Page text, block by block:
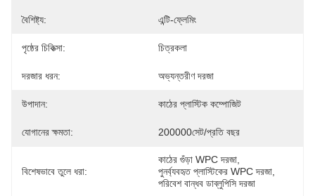
বৈশিষ্ট্য: এন্টি-ফ্লেমিং
পৃষ্ঠের চিকিত্সা: চিত্রকলা
দরজার ধরন: অভ্যন্তরীণ দরজা
উপাদান: কাঠের প্লাস্টিক কম্পোজিট
যোগানের ক্ষমতা: 200000সেট/প্রতি বছর
বিশেষভাবে তুলে ধরা:
কাঠের গুঁড়া WPC দরজা
পুনর্ব্যবহৃত প্লাস্টিকের WPC দরজা
পরিবেশ বান্ধব ডাব্লুপিসি দরজা